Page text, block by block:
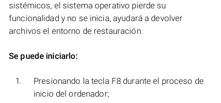
sistémicos, el sistema operativo pierde su
funcionalidad y no se inicia, ayudará a devolver
archivos el entorno de restauración.
Se puede iniciarlo:
Presionando la tecla F8 durante el proceso de
inicio del ordenador;